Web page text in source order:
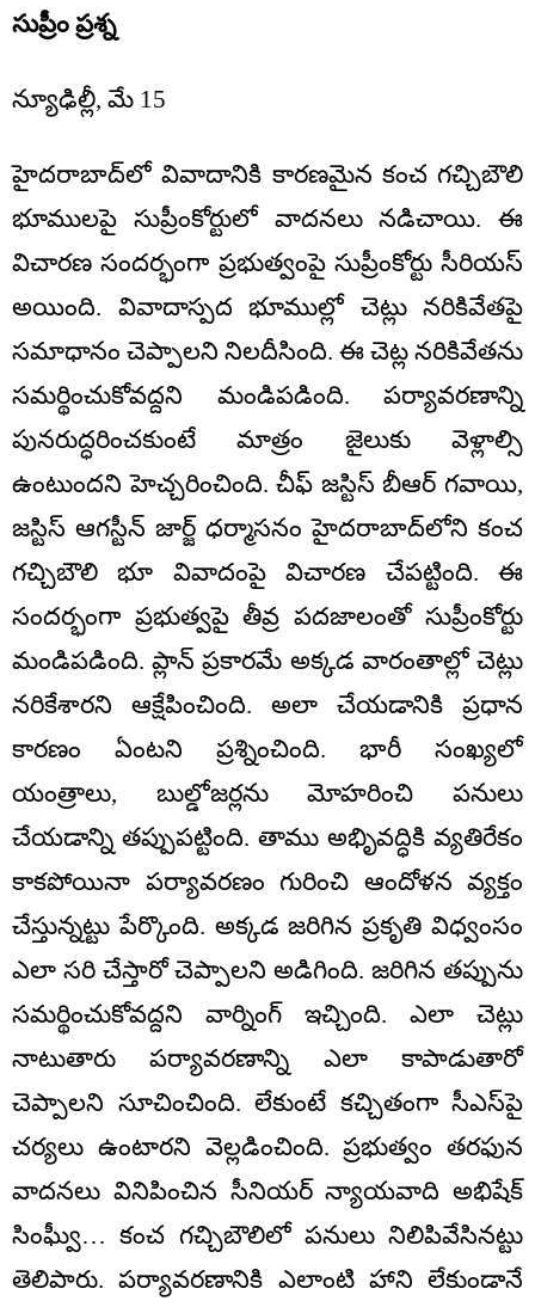
సుప్రీం ప్రశ్న
న్యూఢిల్లీ, మే 15
హైదరాబాద్‌లో వివాదానికి కారణమైన కంచ గచ్చిబౌలి
భూములపై సుప్రీంకోర్టులో వాదనలు నడిచాయి. ఈ
విచారణ సందర్భంగా ప్రభుత్వంపై సుప్రీంకోర్టు సీరియస్
అయింది. వివాదాస్పద భూముల్లో చెట్లు నరికివేతపై
సమాధానం చెప్పాలని నిలదీసింది. ఈ చెట్ల నరికివేతను
సమర్థించుకోవద్దని మండిపడింది. పర్యావరణాన్ని
పునరుద్ధరించకుంటే మాత్రం జైలుకు వెళ్లాల్సి
ఉంటుందని హెచ్చరించింది. చీఫ్‌ జస్టిస్ బీఆర్‌ గవాయి,
జస్టిస్ ఆగస్టీన్ జార్జ్ ధర్మాసనం హైదరాబాద్‌లోని కంచ
గచ్చిబౌలి భూ వివాదంపై విచారణ చేపట్టింది. ఈ
సందర్భంగా ప్రభుత్వపై తీవ్ర పదజాలంతో సుప్రీంకోర్టు
మండిపడింది. ప్లాన్ ప్రకారమే అక్కడ వారంతాల్లో చెట్లు
నరికేశారని ఆక్షేపించింది. అలా చేయడానికి ప్రధాన
కారణం ఏంటని ప్రశ్నించింది. భారీ సంఖ్యలో
యంత్రాలు, బుల్డోజర్లను మోహరించి పనులు
చేయడాన్ని తప్పుపట్టింది. తాము అభిృవద్ధికి వ్యతిరేకం
కాకపోయినా పర్యావరణం గురించి ఆందోళన వ్యక్తం
చేస్తున్నట్టు పేర్కొంది. అక్కడ జరిగిన ప్రకృతి విధ్వంసం
ఎలా సరి చేస్తారో చెప్పాలని అడిగింది. జరిగిన తప్పును
సమర్థించుకోవద్దని వార్నింగ్ ఇచ్చింది. ఎలా చెట్లు
నాటుతారు పర్యావరణాన్ని ఎలా కాపాడుతారో
చెప్పాలని సూచించింది. లేకుంటే కచ్చితంగా సీఎస్‌పై
చర్యలు ఉంటారని వెల్లడించింది. ప్రభుత్వం తరఫున
వాదనలు వినిపించిన సీనియర్ న్యాయవాది అభిషేక్
సింఘ్వీ… కంచ గచ్చిబౌలిలో పనులు నిలిపివేసినట్టు
తెలిపారు. పర్యావరణానికి ఎలాంటి హాని లేకుండానే